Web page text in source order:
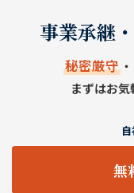
事業承継
秘密厳守
まずはお気
無